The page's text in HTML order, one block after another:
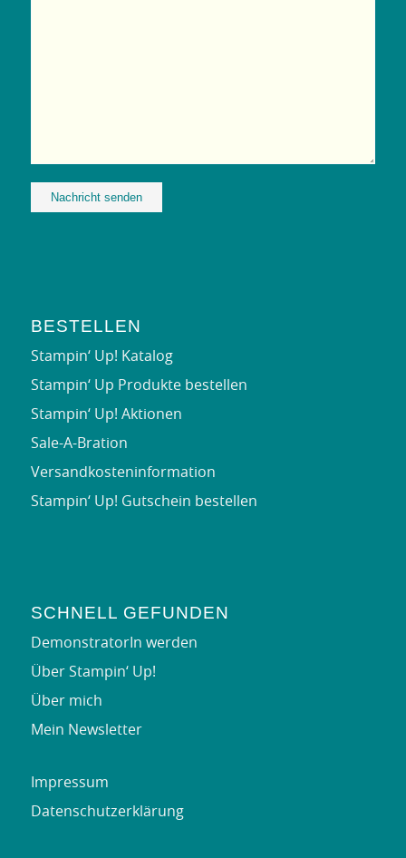
BESTELLEN
Stampin‘ Up! Katalog
Stampin‘ Up Produkte bestellen
Stampin‘ Up! Aktionen
Sale-A-Bration
Versandkosteninformation
Stampin‘ Up! Gutschein bestellen
SCHNELL GEFUNDEN
DemonstratorIn werden
Über Stampin‘ Up!
Über mich
Mein Newsletter
Impressum
Datenschutzerklärung